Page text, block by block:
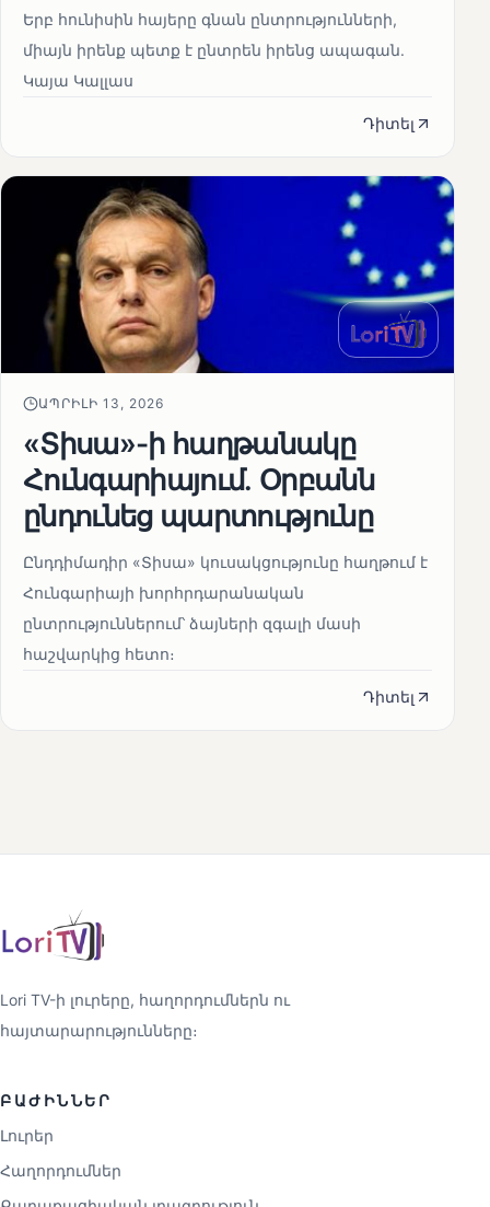
Երբ հունիսին հայերը գնան ընտրությունների,
միայն իրենք պետք է ընտրեն իրենց ապագան.
Կայա Կալլաս
Դիտել
ԱՊՐԻԼԻ 13, 2026
«Տիսա»-ի հաղթանակը
Հունգարիայում․ Օրբանն
ընդունեց պարտությունը
Ընդդիմադիր «Տիսա» կուսակցությունը հաղթում է
Հունգարիայի խորհրդարանական
ընտրություններում՝ ձայների զգալի մասի
հաշվարկից հետո։
Դիտել
Lori TV-ի լուրերը, հաղորդումներն ու
հայտարարությունները։
ԲԱԺԻՆՆԵՐ
Լուրեր
Հաղորդումներ